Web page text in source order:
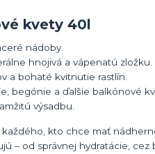
kvety 40l
nádoby.
hnojivá a vápenatú zložku.
a bohaté kvitnutie rastlín.
begónie a ďalšie balkónové
výsadbu.
kto chce mať
– od správnej hydratácie,